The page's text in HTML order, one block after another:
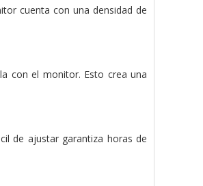
cuenta con una densidad de
con el monitor. Esto crea una
de ajustar garantiza horas de